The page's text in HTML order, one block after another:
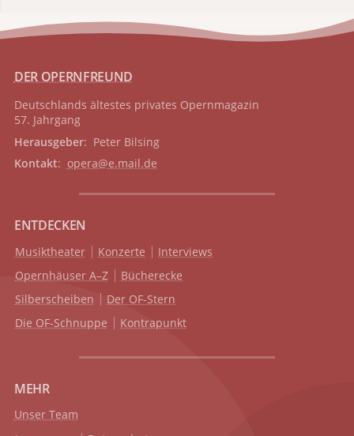
DER OPERNFREUND
Deutschlands ältestes privates Opernmagazin
57. Jahrgang
Herausgeber: Peter Bilsing
Kontakt: opera@e.mail.de
ENTDECKEN
Musiktheater Konzerte
Interviews
Opernhäuser A–Z
Bücherecke
Silberscheiben
Der OF-Stern
Die OF-Schnuppe
Kontrapunkt
MEHR
Unser Team